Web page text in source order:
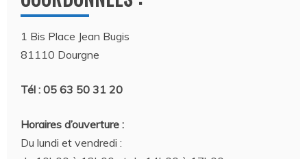
1 Bis Place Jean Bugis
81110 Dourgne
Tél : 05 63 50 31 20
Horaires d’ouverture :
Du lundi et vendredi :